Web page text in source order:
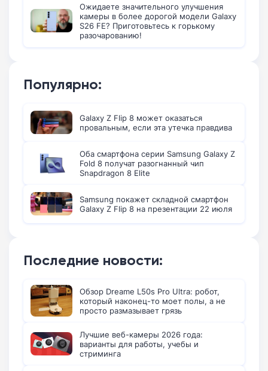
Ожидаете значительного улучшения
камеры в более дорогой модели Galaxy
S26 FE? Приготовьтесь к горькому
разочарованию!
Популярно:
Galaxy Z Flip 8 может оказаться
провальным, если эта утечка правдива
Оба смартфона серии Samsung Galaxy Z
Fold 8 получат разогнанный чип
Snapdragon 8 Elite
Samsung покажет складной смартфон
Galaxy Z Flip 8 на презентации 22 июля
Последние новости:
Обзор Dreame L50s Pro Ultra: робот,
который наконец-то моет полы, а не
просто размазывает грязь
Лучшие веб-камеры 2026 года:
варианты для работы, учебы и
стриминга